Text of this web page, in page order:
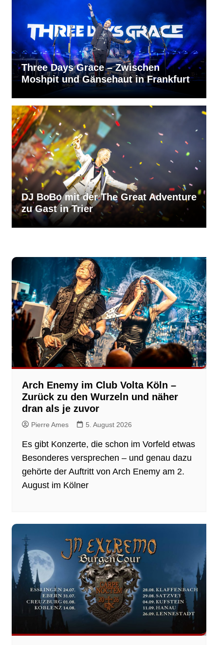
Three Days Grace – Zwischen
Moshpit und Gänsehaut in Frankfurt
DJ BoBo mit der The Great Adventure
zu Gast in Trier
Arch Enemy im Club Volta Köln –
Zurück zu den Wurzeln und näher
dran als je zuvor
Pierre Ames 5. August 2026
Es gibt Konzerte, die schon im Vorfeld etwas
Besonderes versprechen – und genau dazu
gehörte der Auftritt von Arch Enemy am 2.
August im Kölner